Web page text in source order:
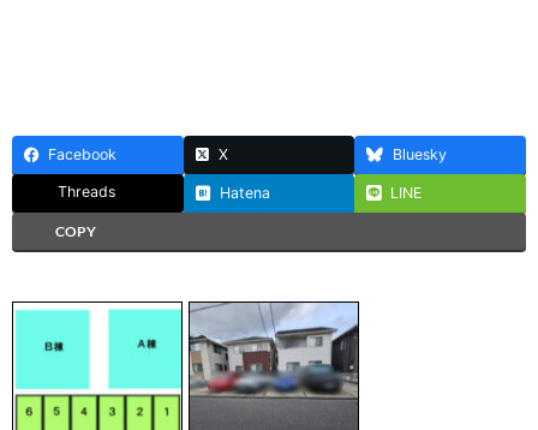
Facebook X Bluesky
Threads Hatena LINE
COPY